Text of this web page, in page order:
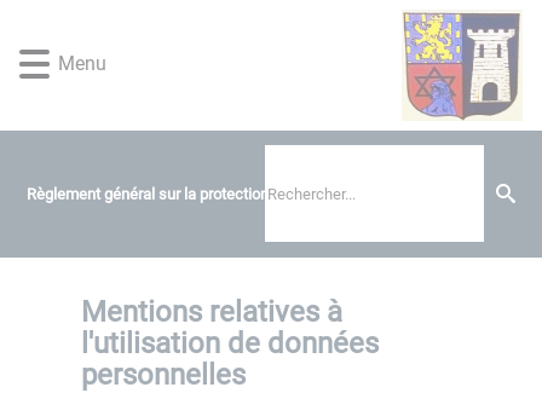
rapide
menu
rapide
contenu
rapide
la
rapide
pied
page
Menu
Règlement général sur la protection des données
Mentions relatives à
l'utilisation de données
personnelles